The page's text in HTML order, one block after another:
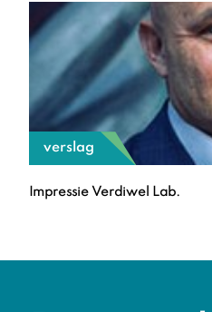
verslag
Impressie Verdiwel Lab.